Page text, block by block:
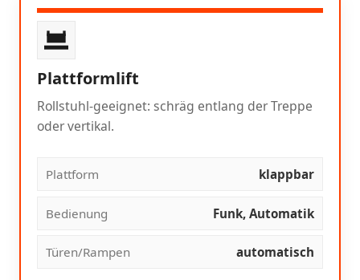
Plattformlift
Rollstuhl-geeignet: schräg entlang der Treppe
oder vertikal.
Plattform klappbar
Bedienung Funk, Automatik
Türen/Rampen automatisch